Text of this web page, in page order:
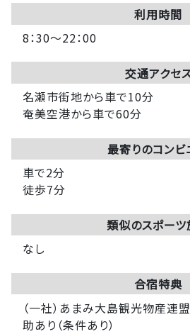
利用時間
8：30～22：00
交通アクセ
名瀬市街地から車で10分
奄美空港から車で60分
最寄りのコンビ
車で2分
徒歩7分
類似のスポー
なし
合宿特典
（一社）あまみ大島観光物産連
助あり（条件あり）